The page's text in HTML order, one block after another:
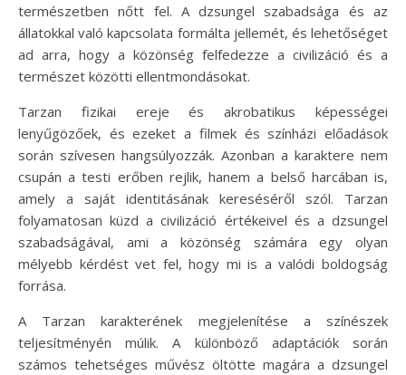
természetben nőtt fel. A dzsungel szabadsága és az
állatokkal való kapcsolata formálta jellemét, és lehetőséget
ad arra, hogy a közönség felfedezze a civilizáció és a
természet közötti ellentmondásokat.
Tarzan fizikai ereje és akrobatikus képességei
lenyűgözőek, és ezeket a filmek és színházi előadások
során szívesen hangsúlyozzák. Azonban a karaktere nem
csupán a testi erőben rejlik, hanem a belső harcában is,
amely a saját identitásának kereséséről szól. Tarzan
folyamatosan küzd a civilizáció értékeivel és a dzsungel
szabadságával, ami a közönség számára egy olyan
mélyebb kérdést vet fel, hogy mi is a valódi boldogság
forrása.
A Tarzan karakterének megjelenítése a színészek
teljesítményén múlik. A különböző adaptációk során
számos tehetséges művész öltötte magára a dzsungel